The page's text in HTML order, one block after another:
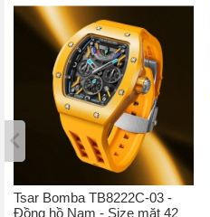
Tsar Bomba TB8222C-03 -
Đồng hồ Nam - Size mặt 42